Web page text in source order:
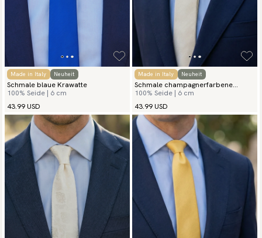
Made in Italy Neuheit
Schmale blaue Krawatte
100% Seide | 6 cm
43.99 USD
Made in Italy Neuheit
Schmale champagnerfarbene
Krawatte
100% Seide | 6 cm
43.99 USD